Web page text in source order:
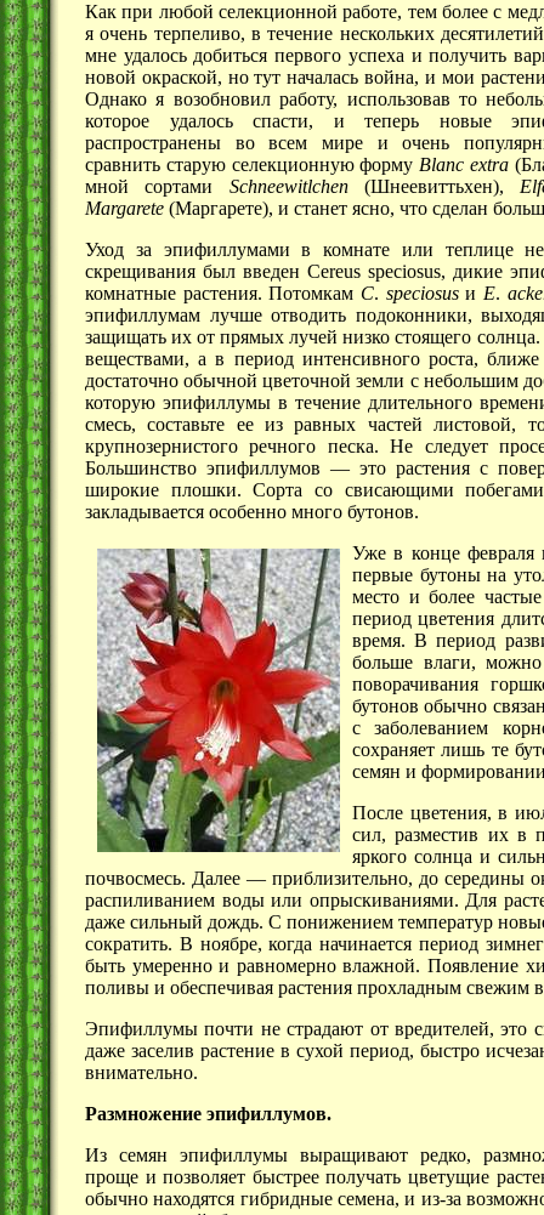
Как при любой селекционной работе, тем более с
я очень терпеливо, в течение нескольких
мне удалось добиться первого успеха и получить
новой окраской, но тут началась война, и мои
Однако я возобновил работу, использовав то
которое удалось спасти, и теперь новые
распространены во всем мире и очень
сравнить старую селекционную формуBlanc extra
мной сортами Schneewitlchen(Шнеевиттьхен),
Margarete (Маргарете), и станет ясно, что сделан
Уход за эпифиллумами в комнате или теплице
скрещивания был введен Cereus speciosus, дикие
комнатные растения. Потомкам С. speciosusиЕ.
эпифиллумам лучше отводить подоконники,
защищать их от прямых лучей низко стоящего
веществами, а в период интенсивного роста,
достаточно обычной цветочной земли с небольшим
которую эпифиллумы в течение длительного
смесь, составьте ее из равных частей листовой,
крупнозернистого речного песка. Не следует
Большинство эпифиллумов — это растения с
широкие плошки. Сорта со свисающими
закладывается особенно много бутонов.
Уже в конце февраля
первые бутоны на
место и более
период цветения
время. В период
больше влаги,
поворачивания
бутонов обычно
с заболеванием
сохраняет лишь те
семян и
После цветения, в
сил, разместив их в
яркого солнца и
почвосмесь. Далее — приблизительно, до середины
распиливанием воды или опрыскиваниями. Для
даже сильный дождь. С понижением температур
сократить. В ноябре, когда начинается период
быть умеренно и равномерно влажной. Появление
поливы и обеспечивая растения прохладным свежим
Эпифиллумы почти не страдают от вредителей, это
даже заселив растение в сухой период, быстро
внимательно.
Размножение эпифиллумов.
Из семян эпифиллумы выращивают редко,
проще и позволяет быстрее получать цветущие
обычно находятся гибридные семена, и из-за